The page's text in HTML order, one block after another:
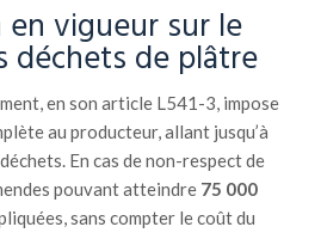
vigueur sur le
déchets de plâtre
en son article L541-3, impose
au producteur, allant jusqu’à
En cas de non-respect de
pouvant atteindre 75 000
sans compter le coût du